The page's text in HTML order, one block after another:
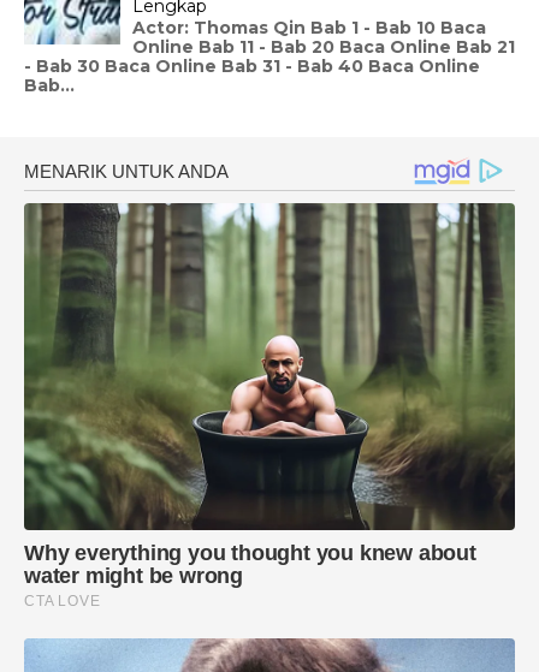
Lengkap
Actor: Thomas Qin Bab 1 - Bab 10 Baca
Online Bab 11 - Bab 20 Baca Online Bab 21
- Bab 30 Baca Online Bab 31 - Bab 40 Baca Online
Bab...